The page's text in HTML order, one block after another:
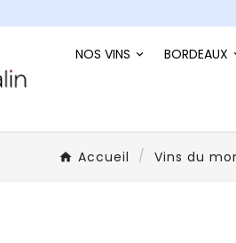
NOS VINS BORDEAUX
Accueil Vins du